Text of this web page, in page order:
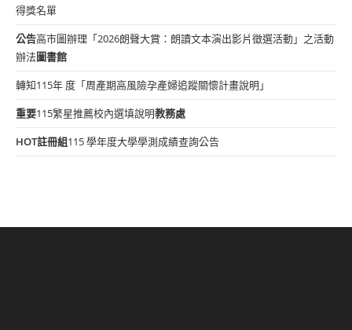
得獎名單
公告高市圖辦理「2026朗聲大賞：朗讀文本演出影片徵選活動」之活動
辦法圖書館
轉知115年 度「周產期高風險孕產婦追蹤關懷計畫說明」
重要115繁星推薦校內選填說明教務處
HOT註冊組115 學年度大學學測成績查詢公告